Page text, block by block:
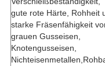
gute rote Härte, Rohheit
starke Fräsenfähigkeit
grauen Gusseisen,
Knotengusseisen,